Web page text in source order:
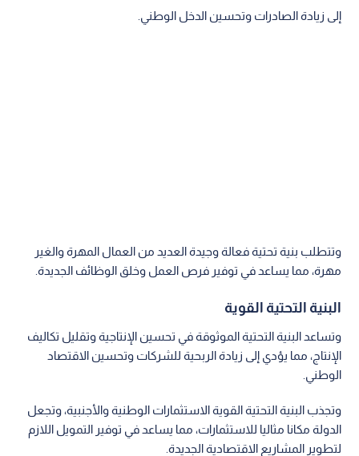
إلى زيادة الصادرات وتحسين الدخل الوطني.
وتتطلب بنية تحتية فعالة وجيدة العديد من العمال المهرة والغير
مهرة، مما يساعد في توفير فرص العمل وخلق الوظائف الجديدة.
البنية التحتية القوية
وتساعد البنية التحتية الموثوقة في تحسين الإنتاجية وتقليل تكاليف
الإنتاج، مما يؤدي إلى زيادة الربحية للشركات وتحسين الاقتصاد
الوطني.
وتجذب البنية التحتية القوية الاستثمارات الوطنية والأجنبية، وتجعل
الدولة مكانا مثاليا للاستثمارات، مما يساعد في توفير التمويل اللازم
لتطوير المشاريع الاقتصادية الجديدة.